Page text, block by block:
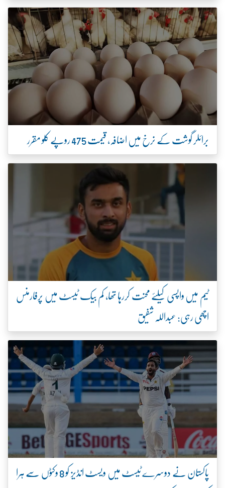
برائلر گوشت کے نرخ میں اضافہ، قیمت 475 روپے کلو مقرر
ٹیم میں واپسی کیلئے محنت کررہا تھا، کم بیک ٹیسٹ میں پرفارمنس
اچھی رہی: عبداللہ شفیق
پاکستان نے دوسرے ٹیسٹ میں ویسٹ انڈیز کو 8 وکٹوں سے ہرا